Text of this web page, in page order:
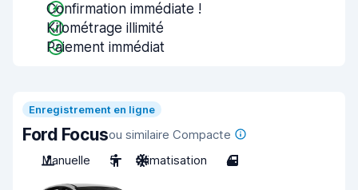
Confirmation immédiate !
Kilométrage illimité
Paiement immédiat
Enregistrement en ligne
Ford Focusou similaire Compacte
Manuelle
5 Climatisation 4